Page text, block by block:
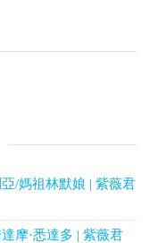
/媽祖林默娘 | 紫薇君
摩·悉達多 | 紫薇君